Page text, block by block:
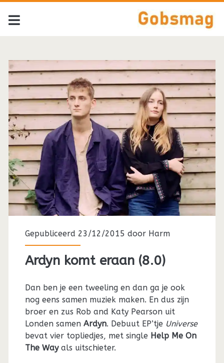
Tag:
<span>Ardyn</span>
Gepubliceerd 23/12/2015 door Harm
Ardyn komt eraan (8.0)
Dan ben je een tweeling en dan ga je ook
nog eens samen muziek maken. En dus zijn
broer en zus Rob and Katy Pearson uit
Londen samen Ardyn. Debuut EP’tje Universe
bevat vier topliedjes, met single Help Me On
The Wayals uitschieter.